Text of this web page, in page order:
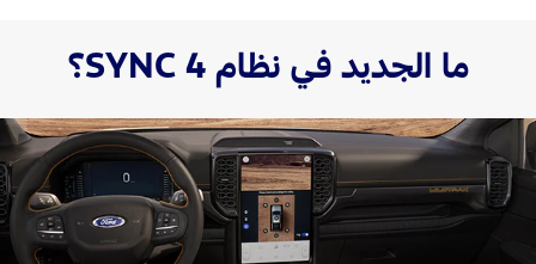
قطع غيار فورد الأصلية
قطع مقلدة
اتصل بنا
ما الجديد في نظام SYNC 4؟